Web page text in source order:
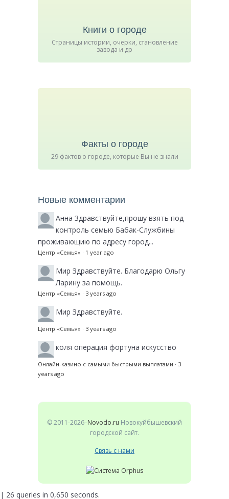
Книги о городе
Страницы истории, очерки, становление
завода и др
Факты о городе
29 фактов о городе, которые Вы не знали
Новые комментарии
Анна Здравствуйте,прошу взять под
контроль семью Бабак-Службины
проживающию по адресу город...
Центр «Семья» · 1 year ago
Мир Здравствуйте. Благодарю Ольгу
Ларину за помощь.
Центр «Семья» · 3 years ago
Мир Здравствуйте.
Центр «Семья» · 3 years ago
коля операция фортуна искусство
Онлайн-казино с самыми быстрыми выплатами · 3
years ago
© 2011-2026–Novodo.ru Новокуйбышевский
городской сайт.
Связь с нами
| 26 queries in 0,650 seconds.